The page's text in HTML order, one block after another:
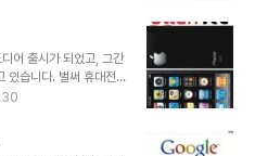
도 합니다. ▲ 2010년 1
다라고 하는 관심에
분위기에 휩싸여 무조
각이 들기도 합니다. 이
대한 포스트에서나 꼬
어 출시가 되었고, 그간
있습니다. 벌써 휴대전화
, 이동통신사 별로 데이
게 됩니다. 들려오는 소
팩이 다운된 형태의 출